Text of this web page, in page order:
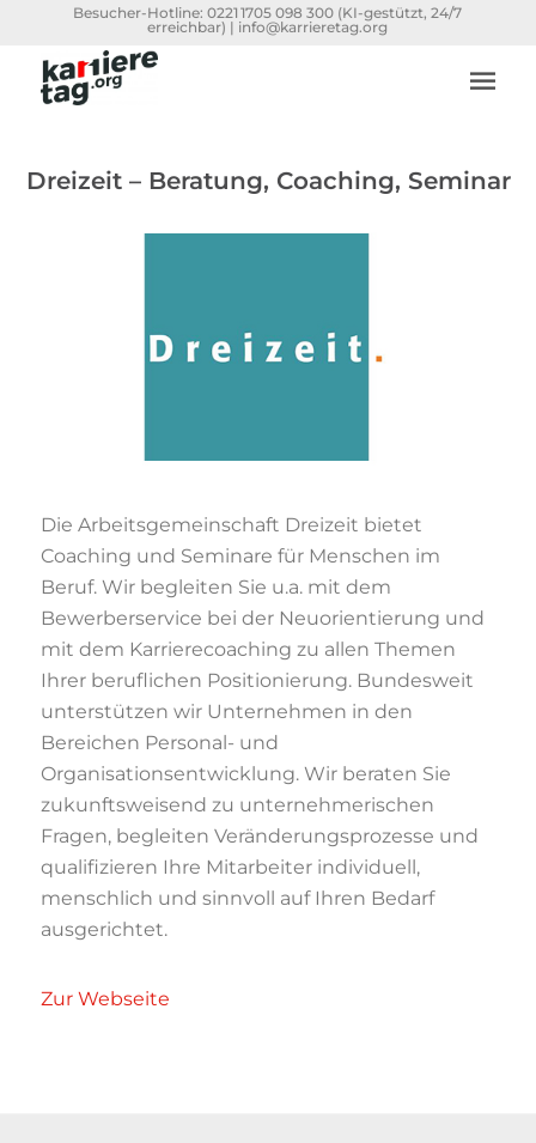
Besucher-Hotline:0221 1705 098 300 (KI-gestützt, 24/7
erreichbar) | info@karrieretag.org
Dreizeit – Beratung, Coaching, Seminar
Die Arbeitsgemeinschaft Dreizeit bietet
Coaching und Seminare für Menschen im
Beruf. Wir begleiten Sie u.a. mit dem
Bewerberservice bei der Neuorientierung und
mit dem Karrierecoaching zu allen Themen
Ihrer beruflichen Positionierung. Bundesweit
unterstützen wir Unternehmen in den
Bereichen Personal- und
Organisationsentwicklung. Wir beraten Sie
zukunftsweisend zu unternehmerischen
Fragen, begleiten Veränderungsprozesse und
qualifizieren Ihre Mitarbeiter individuell,
menschlich und sinnvoll auf Ihren Bedarf
ausgerichtet.
Zur Webseite